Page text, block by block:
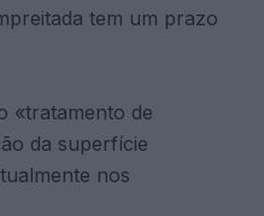
tem um prazo
«tratamento de
da superfície
nos